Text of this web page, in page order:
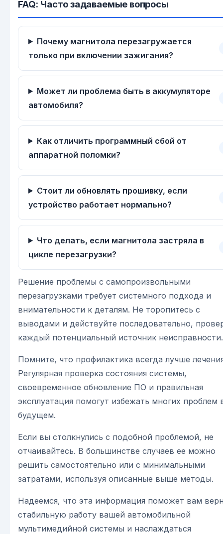
FAQ: Часто задаваемые вопросы
Почему магнитола перезагружается
только при включении зажигания?
Может ли проблема быть в аккумуляторе
автомобиля?
Как отличить программный сбой от
аппаратной поломки?
Стоит ли обновлять прошивку, если
устройство работает нормально?
Что делать, если магнитола застряла в
цикле перезагрузки?
Решение проблемы с самопроизвольными
перезагрузками требует системного подхода и
внимательности к деталям. Не торопитесь с
выводами и действуйте последовательно,
каждый потенциальный источник неисправности.
Помните, что профилактика всегда лучше
Регулярная проверка состояния системы,
своевременное обновление ПО и правильная
эксплуатация помогут избежать многих проблем
будущем.
Если вы столкнулись с подобной проблемой, не
отчаивайтесь. В большинстве случаев ее можно
решить самостоятельно или с минимальными
затратами, используя описанные выше методы.
Надеемся, что эта информация поможет вам
стабильную работу вашей автомобильной
мультимедийной системы и наслаждаться